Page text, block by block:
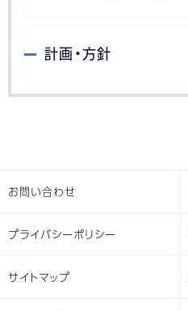
計画・方針
お問い合わせ
プライバシーポリシー
サイトマップ